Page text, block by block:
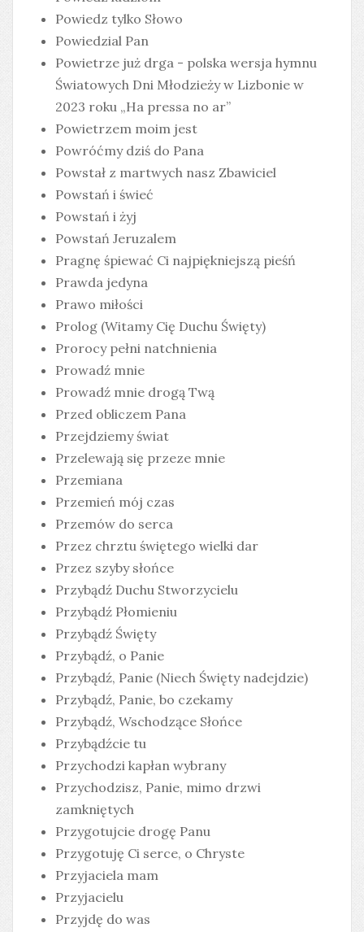
Powiedz tylko Słowo
Powiedzial Pan
Powietrze już drga - polska wersja hymnu
Światowych Dni Młodzieży w Lizbonie w
2023 roku „Ha pressa no ar”
Powietrzem moim jest
Powróćmy dziś do Pana
Powstał z martwych nasz Zbawiciel
Powstań i świeć
Powstań i żyj
Powstań Jeruzalem
Pragnę śpiewać Ci najpiękniejszą pieśń
Prawda jedyna
Prawo miłości
Prolog (Witamy Cię Duchu Święty)
Prorocy pełni natchnienia
Prowadź mnie
Prowadź mnie drogą Twą
Przed obliczem Pana
Przejdziemy świat
Przelewają się przeze mnie
Przemiana
Przemień mój czas
Przemów do serca
Przez chrztu świętego wielki dar
Przez szyby słońce
Przybądź Duchu Stworzycielu
Przybądź Płomieniu
Przybądź Święty
Przybądź, o Panie
Przybądź, Panie (Niech Święty nadejdzie)
Przybądź, Panie, bo czekamy
Przybądź, Wschodzące Słońce
Przybądźcie tu
Przychodzi kapłan wybrany
Przychodzisz, Panie, mimo drzwi
zamkniętych
Przygotujcie drogę Panu
Przygotuję Ci serce, o Chryste
Przyjaciela mam
Przyjacielu
Przyjdę do was